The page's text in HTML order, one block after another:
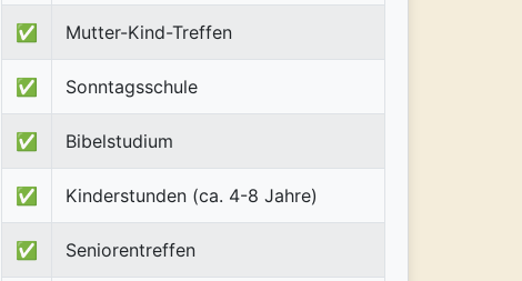
✅ Mutter-Kind-Treffen
✅ Sonntagsschule
✅ Bibelstudium
✅ Kinderstunden (ca. 4-8 Jahre)
✅ Seniorentreffen